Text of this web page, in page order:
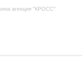
агенция "КРОСС"